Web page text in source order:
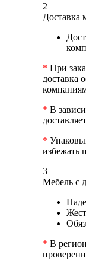
2
Доставка
* При
доставка
* В
*
избежать
3
Мебель с
* В